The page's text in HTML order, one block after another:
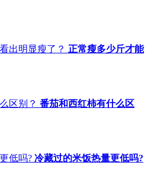
正常瘦多少斤才能
番茄和西红柿有什么区
冷藏过的米饭热量更低吗?